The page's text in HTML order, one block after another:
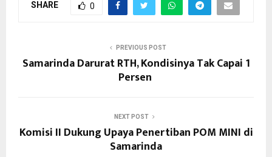
SHARE 0
PREVIOUS POST
Samarinda Darurat RTH, Kondisinya Tak Capai 1
Persen
NEXT POST
Komisi II Dukung Upaya Penertiban POM MINI di
Samarinda